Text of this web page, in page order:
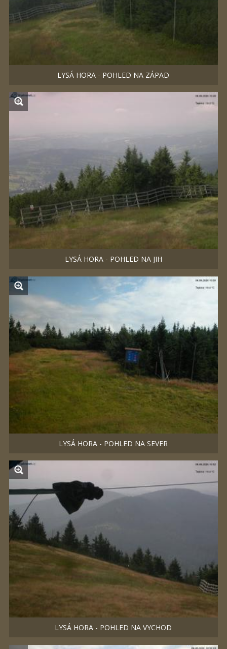
LYSÁ HORA - POHLED NA ZÁPAD
LYSÁ HORA - POHLED NA JIH
LYSÁ HORA - POHLED NA SEVER
LYSÁ HORA - POHLED NA VYCHOD